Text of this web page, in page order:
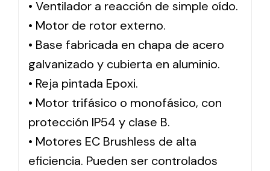
Solar lighting
Variety of solar solutions for all kinds of needs.
• Ventilador a reacción de simple oído.
• Motor de rotor externo.
• Base fabricada en chapa de acero
galvanizado y cubierta en aluminio.
• Reja pintada Epoxi.
• Motor trifásico o monofásico, con
protección IP54 y clase B.
• Motores EC Brushless de alta
eficiencia. Pueden ser controlados